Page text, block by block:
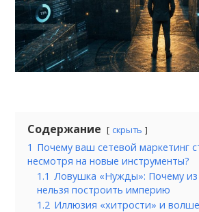
Содержание скрыть
1 Почему ваш сетевой маркетинг
несмотря на новые инструменты?
1.1 Ловушка «Нужды»: Почему
нельзя построить империю
1.2 Иллюзия «хитрости» и